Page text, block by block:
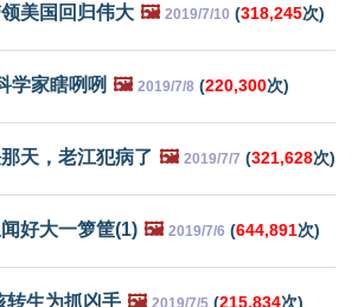
美国回归伟大 🖼️ 2019/7/10 (318,245次)
学家瞎咧咧 🖼️ 2019/7/8 (220,300次)
天，老江犯病了 🖼️ 2019/7/7 (321,628次)
好大一箩筐(1) 🖼️ 2019/7/6 (644,891次)
转生为抓凶手 🖼️ 2019/7/5 (215,834次)